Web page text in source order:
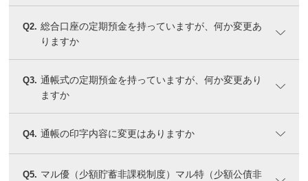
Q2. 総合口座の定期預金を持っていますが、何か変更あ
りますか
Q3. 通帳式の定期預金を持っていますが、何か変更あり
ますか
Q4. 通帳の印字内容に変更はありますか
Q5. マル優（少額貯蓄非課税制度）マル特（少額公債非